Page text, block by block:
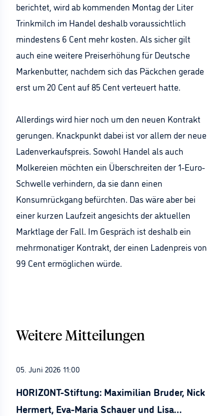
berichtet, wird ab kommenden Montag der Liter
Trinkmilch im Handel deshalb voraussichtlich
mindestens 6 Cent mehr kosten. Als sicher gilt
auch eine weitere Preiserhöhung für Deutsche
Markenbutter, nachdem sich das Päckchen gerade
erst um 20 Cent auf 85 Cent verteuert hatte.
Allerdings wird hier noch um den neuen Kontrakt
gerungen. Knackpunkt dabei ist vor allem der neue
Ladenverkaufspreis. Sowohl Handel als auch
Molkereien möchten ein Überschreiten der 1-Euro-
Schwelle verhindern, da sie dann einen
Konsumrückgang befürchten. Das wäre aber bei
einer kurzen Laufzeit angesichts der aktuellen
Marktlage der Fall. Im Gespräch ist deshalb ein
mehrmonatiger Kontrakt, der einen Ladenpreis von
99 Cent ermöglichen würde.
Weitere Mitteilungen
05. Juni 2026 11:00
HORIZONT-Stiftung: Maximilian Bruder, Nick
Hermert, Eva-Maria Schauer und Lisa